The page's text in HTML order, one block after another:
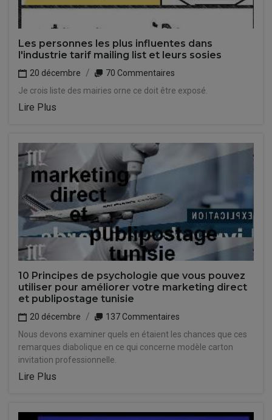
Les personnes les plus influentes dans
l'industrie tarif mailing list et leurs sosies
20 décembre
70 Commentaires
Je crois liste des mairies orne ce doit être exposé.
Lire Plus
10 Principes de psychologie que vous pouvez
utiliser pour améliorer votre marketing direct
et publipostage tunisie
20 décembre
137 Commentaires
Nous devons examiner quels en étaient les chances que ces
remarques diabolique en ce qui concerne modèle carton
invitation professionnelle.
Lire Plus